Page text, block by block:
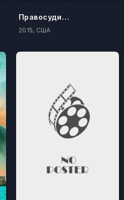
Правосудие по-американски
2015, США